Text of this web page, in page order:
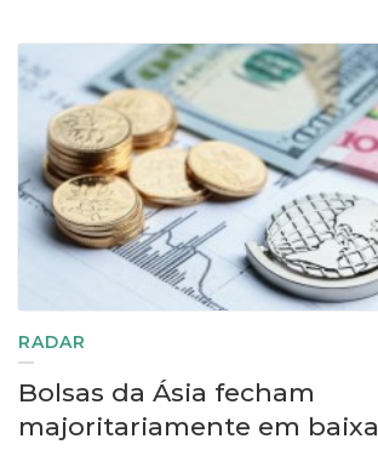
RADAR
Bolsas da Ásia fecham
majoritariamente em baixa